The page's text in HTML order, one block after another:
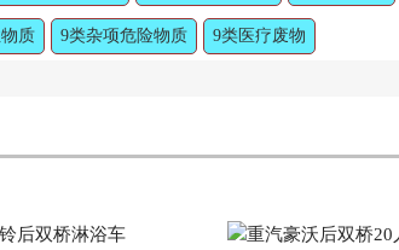
质 9类杂项危险物质 9类医疗废物